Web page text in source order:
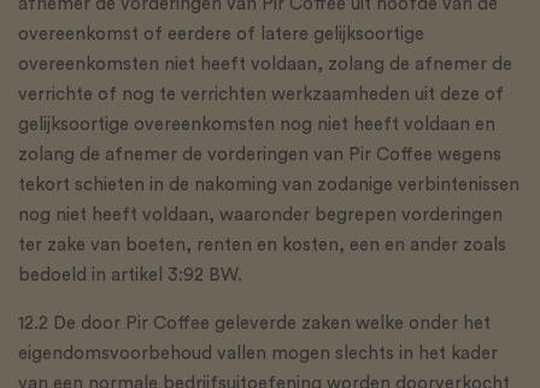
afnemer de vorderingen van Pir Coffee uit hoofde van de
overeenkomst of eerdere of latere gelijksoortige
overeenkomsten niet heeft voldaan, zolang de afnemer de
verrichte of nog te verrichten werkzaamheden uit deze of
gelijksoortige overeenkomsten nog niet heeft voldaan en
zolang de afnemer de vorderingen van Pir Coffee wegens
tekort schieten in de nakoming van zodanige verbintenissen
nog niet heeft voldaan, waaronder begrepen vorderingen
ter zake van boeten, renten en kosten, een en ander zoals
bedoeld in artikel 3:92 BW.
12.2 De door Pir Coffee geleverde zaken welke onder het
eigendomsvoorbehoud vallen mogen slechts in het kader
van een normale bedrijfsuitoefening worden doorverkocht